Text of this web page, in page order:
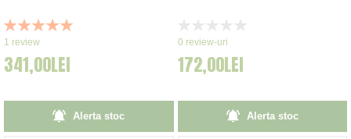
Rating:
100%
1 review
341,00LEI
Alerta stoc
0%
0 review-uri
172,00LEI
Alerta stoc